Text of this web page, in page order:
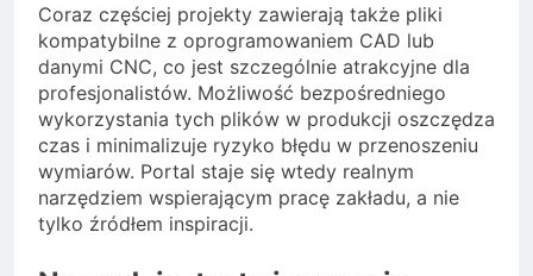
Coraz częściej projekty zawierają także pliki
kompatybilne z oprogramowaniem CAD lub
danymi CNC, co jest szczególnie atrakcyjne dla
profesjonalistów. Możliwość bezpośredniego
wykorzystania tych plików w produkcji oszczędza
czas i minimalizuje ryzyko błędu w przenoszeniu
wymiarów. Portal staje się wtedy realnym
narzędziem wspierającym pracę zakładu, a nie
tylko źródłem inspiracji.